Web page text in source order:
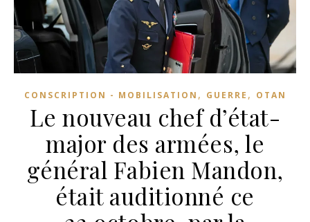
CONSCRIPTION - MOBILISATION , GUERRE , OTAN
Le nouveau chef d’état-
major des armées, le
général Fabien Mandon,
était auditionné ce